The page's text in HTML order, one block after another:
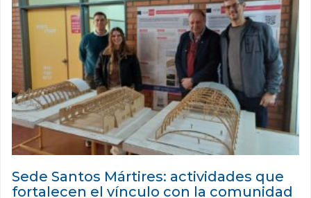
Sede Santos Mártires: actividades que
fortalecen el vínculo con la comunidad